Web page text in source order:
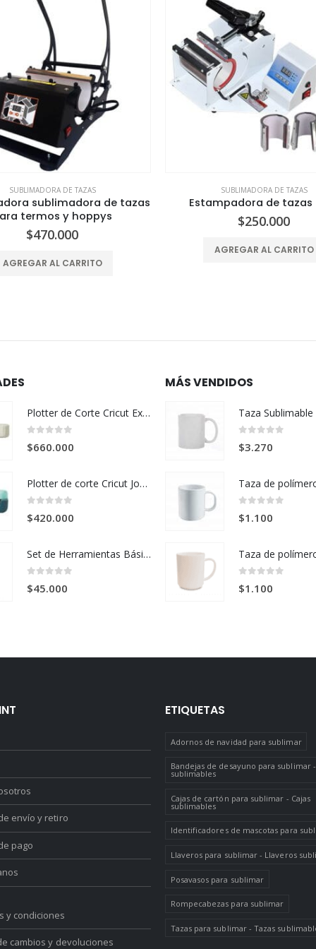
SUBLIMADORA DE TAZAS
sublimadora de tazas
termos y hoppys
$470.000
AGREGAR AL CARRITO
SUBLIMADORA DE TAZAS
Estampadora de tazas
$250.000
AGREGAR AL CARRITO
Plotter de Corte Cricut Explore 5 Cream + Kit Esencial
$660.000
Plotter de corte Cricut Joy 2 + Kit Deluxe – Verde
$420.000
Set de Herramientas Básicas Cricut x 3 Piezas
$45.000
MÁS VENDIDOS
$3.270
$1.100
$1.100
envío y retiro
pago
y condiciones
cambios y devoluciones
ETIQUETAS
Adornos de navidad para sublimar
Bandejas de desayuno para sublimar
sublimables
Cajas de cartón para sublimar - Cajas
sublimables
Identificadores de mascotas para
Llaveros para sublimar - Llaveros
Posavasos para sublimar
Rompecabezas para sublimar
Tazas para sublimar - Tazas